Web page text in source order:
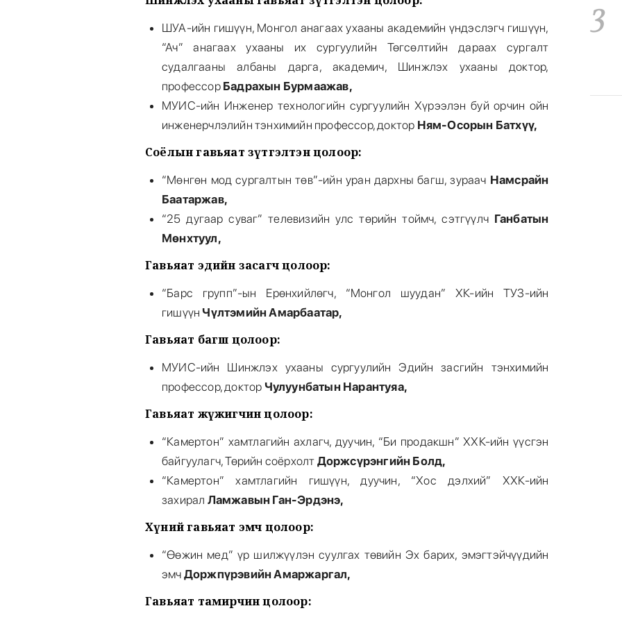
ШУА-ийн гишүүн, Монгол анагаах ухааны академийн үндэслэгч гишүүн,
“Ач” анагаах ухааны их сургуулийн Төгсөлтийн дараах сургалт
судалгааны албаны дарга, академич, Шинжлэх ухааны доктор,
профессор Бадрахын Бурмаажав,
МУИС-ийн Инженер технологийн сургуулийн Хүрээлэн буй орчин ойн
инженерчлэлийн тэнхимийн профессор, доктор Ням-Осорын Батхүү,
Соёлын гавьяат зүтгэлтэн цолоор:
“Мөнгөн мод сургалтын төв”-ийн уран дархны багш, зураач Намсрайн
Баатаржав,
“25 дугаар суваг” телевизийн улс төрийн тоймч, сэтгүүлч Ганбатын
Мөнхтуул,
Гавьяат эдийн засагч цолоор:
“Барс групп”-ын Ерөнхийлөгч, “Монгол шуудан” ХК-ийн ТУЗ-ийн
гишүүнЧүлтэмийн Амарбаатар,
Гавьяат багш цолоор:
МУИС-ийн Шинжлэх ухааны сургуулийн Эдийн засгийн тэнхимийн
профессор, доктор Чулуунбатын Нарантуяа,
Гавьяат жүжигчин цолоор:
“Камертон” хамтлагийн ахлагч, дуучин, “Би продакшн” ХХК-ийн үүсгэн
байгуулагч, Төрийн соёрхолт Доржсүрэнгийн Болд,
“Камертон” хамтлагийн гишүүн, дуучин, “Хос дэлхий” ХХК-ийн
захирал Ламжавын Ган-Эрдэнэ,
Хүний гавьяат эмч цолоор:
“Өөжин мед” үр шилжүүлэн суулгах төвийн Эх барих, эмэгтэйчүүдийн
эмч Доржпүрэвийн Амаржаргал,
Гавьяат тамирчин цолоор:
3